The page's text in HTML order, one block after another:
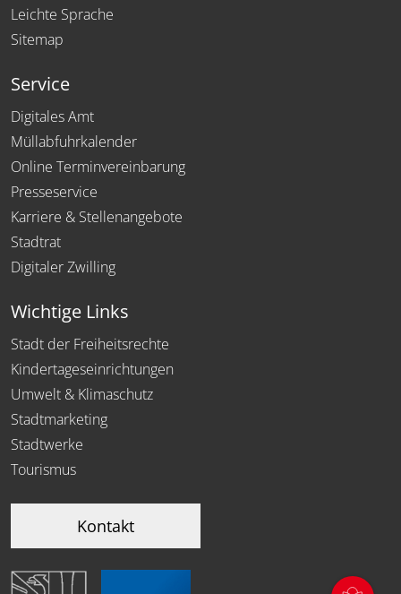
Leichte Sprache
Sitemap
Service
Digitales Amt
Müllabfuhrkalender
Online Terminvereinbarung
Presseservice
Karriere & Stellenangebote
Stadtrat
Digitaler Zwilling
Wichtige Links
Stadt der Freiheitsrechte
Kindertageseinrichtungen
Umwelt & Klimaschutz
Stadtmarketing
Stadtwerke
Tourismus
Kontakt